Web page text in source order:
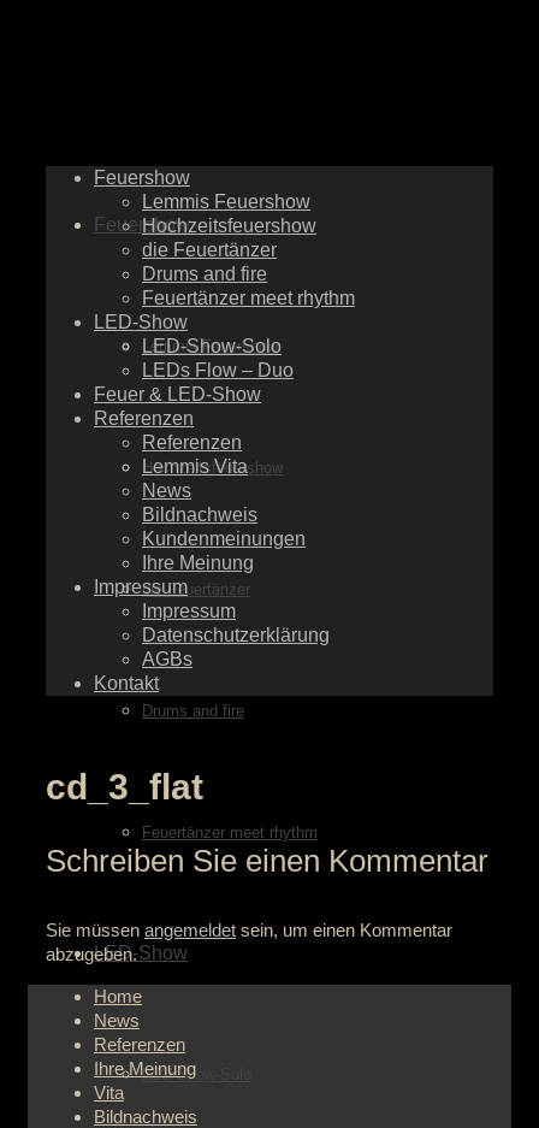
Feuershow
Lemmis Feuershow
Hochzeitsfeuershow
die Feuertänzer
Drums and fire
Feuertänzer meet rhythm
LED-Show
LED-Show-Solo
Feuershow
Lemmis Feuershow
Hochzeitsfeuershow
die Feuertänzer
Drums and fire
Feuertänzer meet rhythm
LED-Show
LED-Show-Solo
LEDs Flow – Duo
Feuer & LED-Show
Referenzen
Referenzen
Lemmis Vita
News
Bildnachweis
Kundenmeinungen
Ihre Meinung
Impressum
Impressum
Datenschutzerklärung
AGBs
Kontakt
cd_3_flat
Schreiben Sie einen Kommentar
Sie müssen angemeldet sein, um einen Kommentar
abzugeben.
Home
News
Referenzen
Ihre Meinung
Vita
Bildnachweis